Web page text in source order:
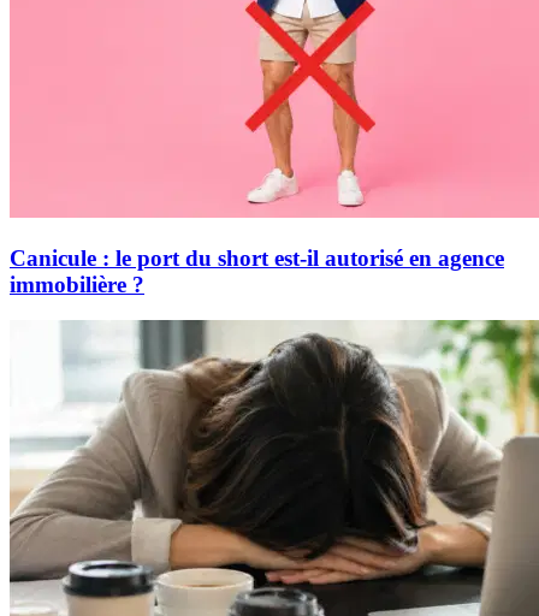
Canicule : le port du short est-il autorisé en agence
immobilière ?